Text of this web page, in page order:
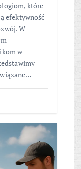
które
efektywność
W
w